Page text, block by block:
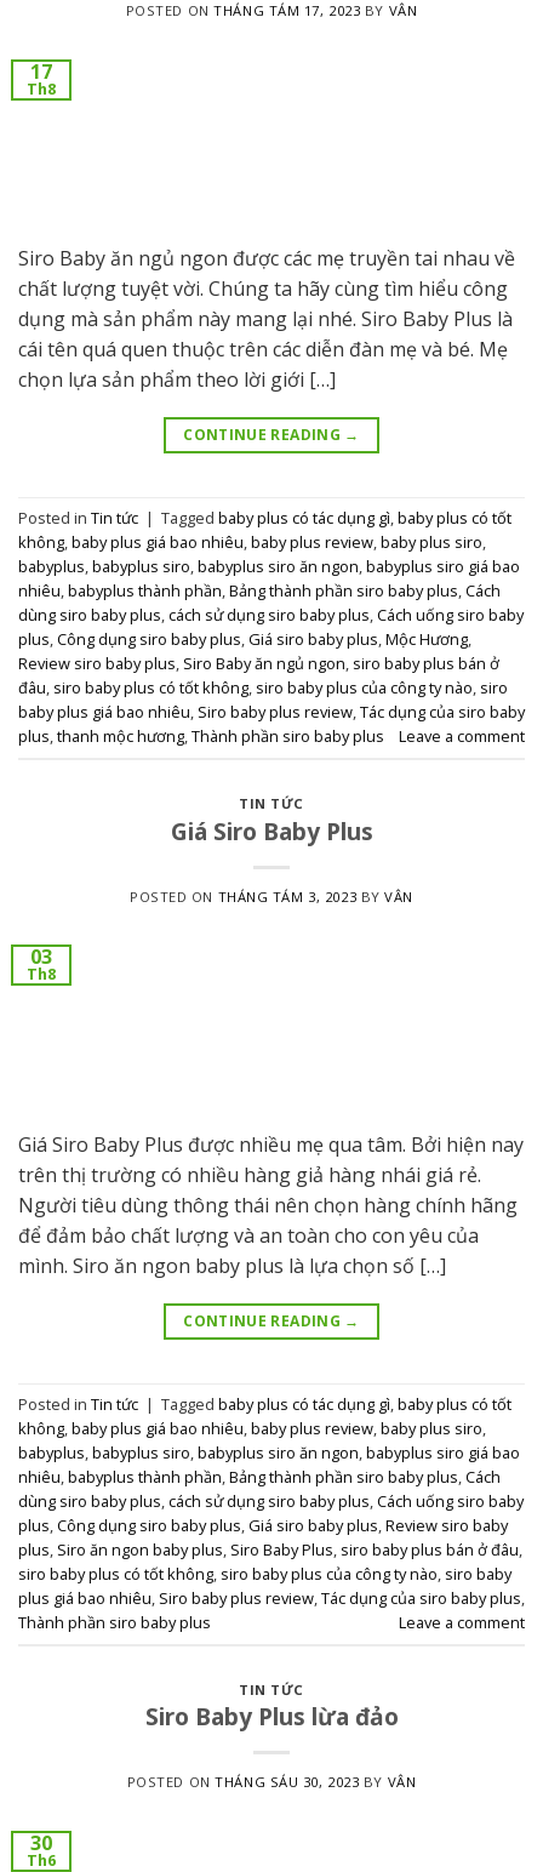
POSTED ONTHÁNG TÁM 17, 2023 BY VÂN
17
Th8
Siro Baby ăn ngủ ngon được các mẹ truyền tai nhau về
chất lượng tuyệt vời. Chúng ta hãy cùng tìm hiểu công
dụng mà sản phẩm này mang lại nhé. Siro Baby Plus là
cái tên quá quen thuộc trên các diễn đàn mẹ và bé. Mẹ
chọn lựa sản phẩm theo lời giới […]
CONTINUE READING →
Posted in Tin tức | Tagged baby plus có tác dụng gì,baby plus có tốt
không,baby plus giá bao nhiêu,baby plus review,baby plus siro,
babyplus,babyplus siro,babyplus siro ăn ngon,babyplus siro giá bao
nhiêu,babyplus thành phần,Bảng thành phần siro baby plus,Cách
dùng siro baby plus,cách sử dụng siro baby plus,Cách uống siro baby
plus,Công dụng siro baby plus,Giá siro baby plus,Mộc Hương,
Review siro baby plus, Siro Baby ăn ngủ ngon, siro baby plus bán ở
đâu, siro baby plus có tốt không, siro baby plus của công ty nào, siro
baby plus giá bao nhiêu, Siro baby plus review,Tác dụng của siro baby
plus,thanh mộc hương,Thành phần siro baby plus Leave a comment
TIN TỨC
Giá Siro Baby Plus
POSTED ON THÁNG TÁM 3, 2023 BYVÂN
03
Th8
Giá Siro Baby Plus được nhiều mẹ qua tâm. Bởi hiện nay
trên thị trường có nhiều hàng giả hàng nhái giá rẻ.
Người tiêu dùng thông thái nên chọn hàng chính hãng
để đảm bảo chất lượng và an toàn cho con yêu của
mình. Siro ăn ngon baby plus là lựa chọn số […]
CONTINUE READING →
Posted in Tin tức | Tagged baby plus có tác dụng gì,baby plus có tốt
không,baby plus giá bao nhiêu,baby plus review,baby plus siro,
babyplus,babyplus siro,babyplus siro ăn ngon,babyplus siro giá bao
nhiêu,babyplus thành phần,Bảng thành phần siro baby plus,Cách
dùng siro baby plus,cách sử dụng siro baby plus,Cách uống siro baby
plus,Công dụng siro baby plus,Giá siro baby plus,Review siro baby
plus, Siro ăn ngon baby plus, Siro Baby Plus, siro baby plus bán ở đâu,
siro baby plus có tốt không, siro baby plus của công ty nào, siro baby
plus giá bao nhiêu, Siro baby plus review,Tác dụng của siro baby plus,
Thành phần siro baby plus
Leave a comment
TIN TỨC
Siro Baby Plus lừa đảo
POSTED ONTHÁNG SÁU 30, 2023 BY VÂN
30
Th6